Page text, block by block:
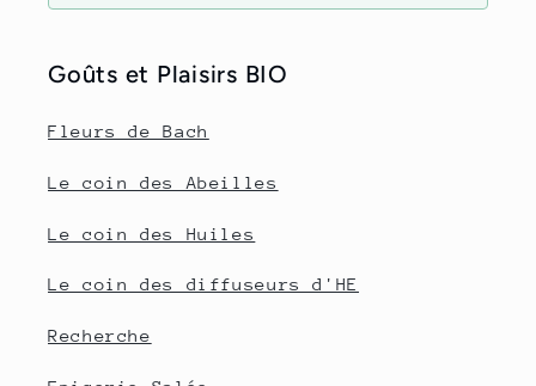
Goûts et Plaisirs BIO
Fleurs de Bach
Le coin des Abeilles
Le coin des Huiles
Le coin des diffuseurs d'HE
Recherche